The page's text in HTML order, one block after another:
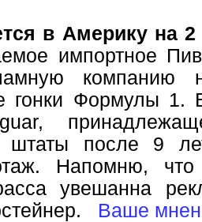
в Америку на
импортное
компанию
гонки Формулы 1.
после 9
Напомню,
увешанна
Ваше